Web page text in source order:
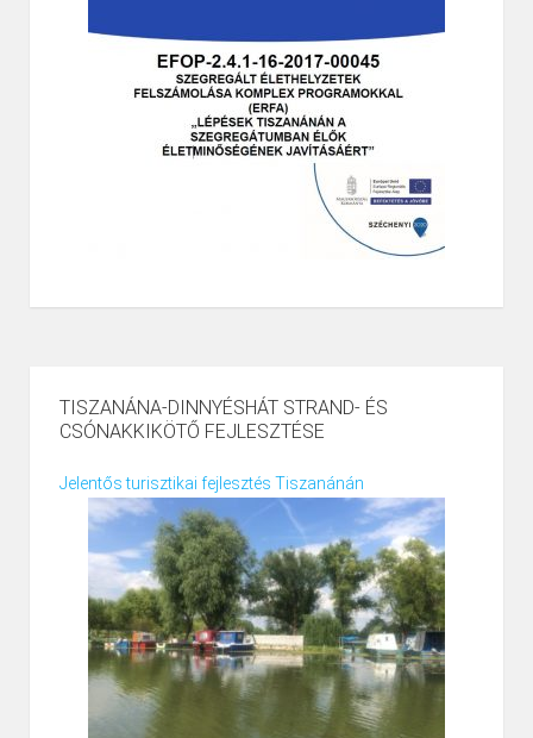
TISZANÁNA-DINNYÉSHÁT STRAND- ÉS
CSÓNAKKIKÖTŐ FEJLESZTÉSE
Jelentős turisztikai fejlesztés Tiszanánán